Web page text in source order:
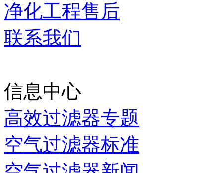
净化工程售后
联系我们
信息中心
高效过滤器专题
空气过滤器标准